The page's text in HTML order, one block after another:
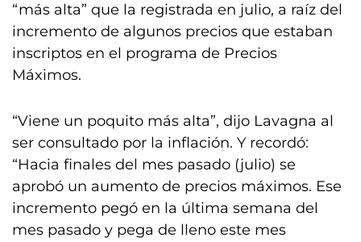
“más alta” que la registrada en julio, a raíz del
incremento de algunos precios que estaban
inscriptos en el programa de Precios
Máximos.
“Viene un poquito más alta”, dijo Lavagna al
ser consultado por la inflación. Y recordó:
“Hacia finales del mes pasado (julio) se
aprobó un aumento de precios máximos. Ese
incremento pegó en la última semana del
mes pasado y pega de lleno este mes